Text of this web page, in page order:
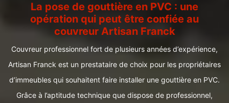
La pose de gouttière en PVC : une
opération qui peut être confiée au
couvreur Artisan Franck
Couvreur professionnel fort de plusieurs années d’expérience,
Artisan Franck est un prestataire de choix pour les propriétaires
d’immeubles qui souhaitent faire installer une gouttière en PVC.
Grâce à l’aptitude technique que dispose de professionnel,